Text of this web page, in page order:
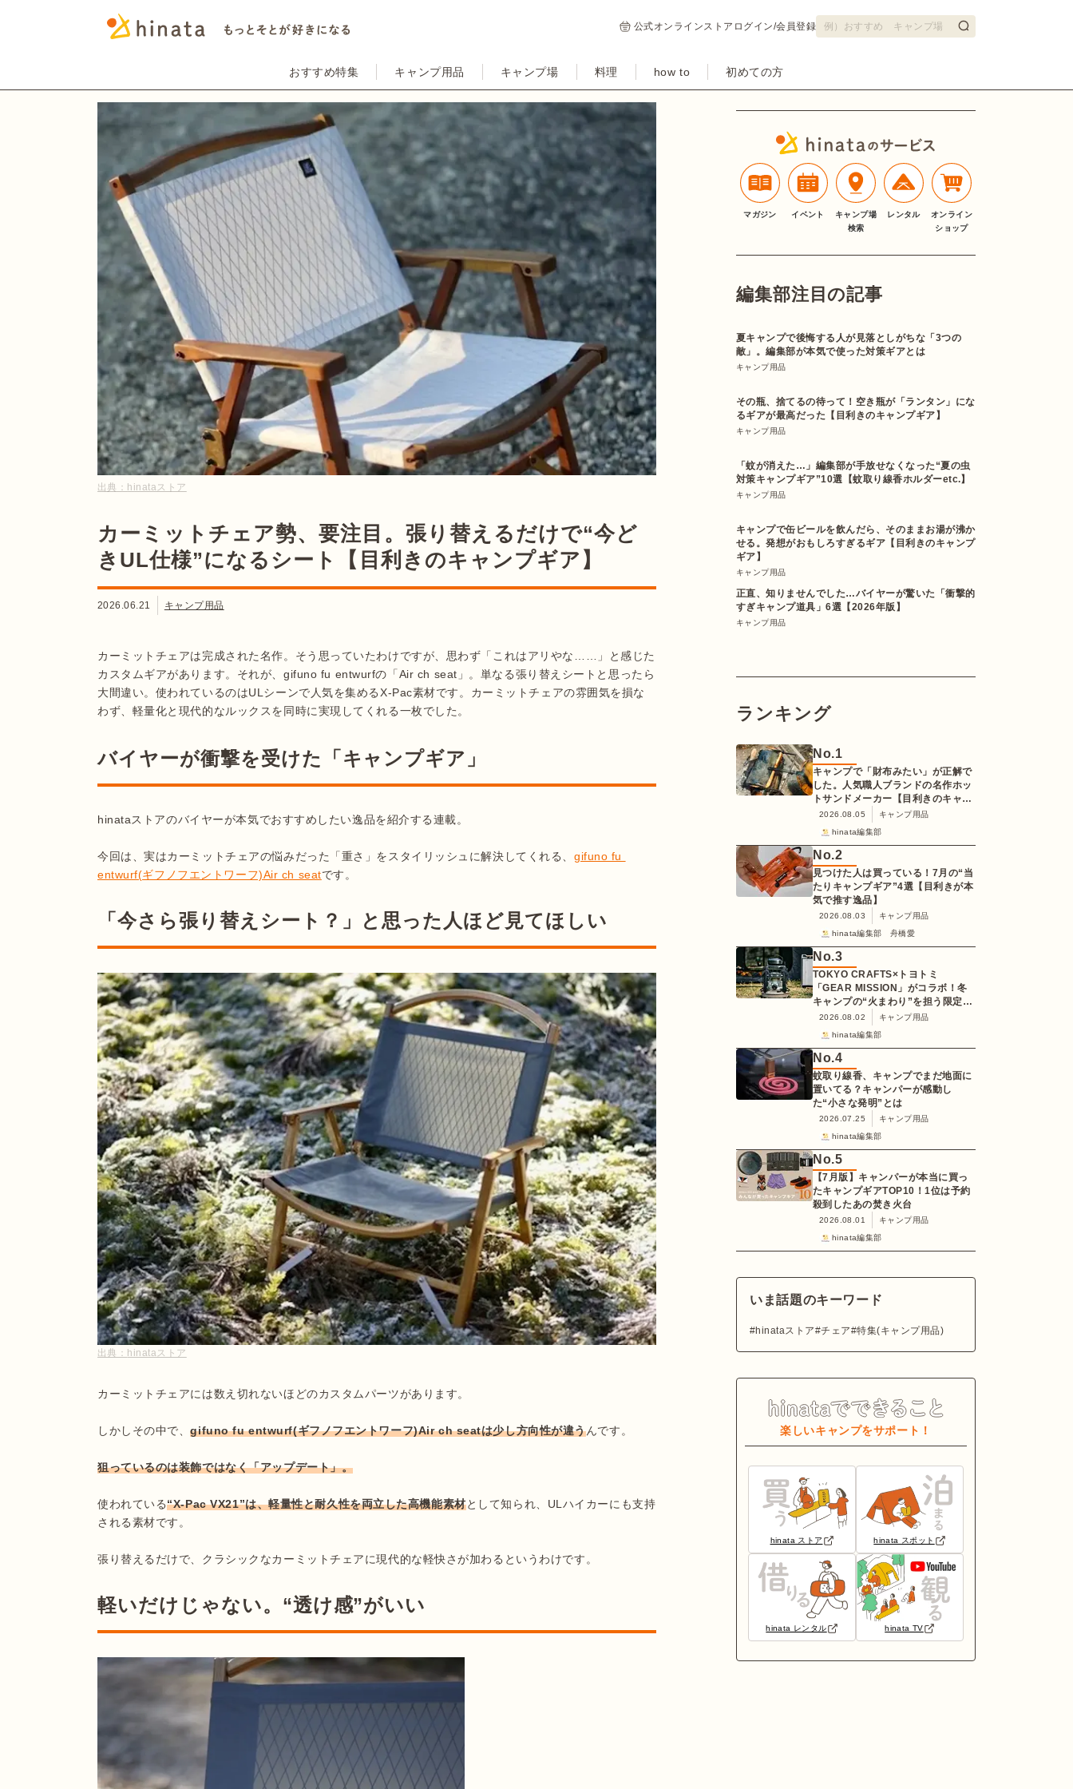
公式オンラインストア ログイン/会員登録
おすすめ特集 キャンプ用品 キャンプ場 料理 how to 初めての方
出典： hinataストア
カーミットチェア勢、要注目。張り替えるだけで“今ど
きUL仕様”になるシート【目利きのキャンプギア】
2026.06.21 キャンプ用品
カーミットチェアは完成された名作。そう思っていたわけですが、思わず「これはアリやな……」と感じた
カスタムギアがあります。それが、gifuno fu entwurfの「Air ch seat」。単なる張り替えシートと思ったら
大間違い。使われているのはULシーンで人気を集めるX-Pac素材です。カーミットチェアの雰囲気を損な
わず、軽量化と現代的なルックスを同時に実現してくれる一枚でした。
バイヤーが衝撃を受けた「キャンプギア」
hinataストアのバイヤーが本気でおすすめしたい逸品を紹介する連載。
今回は、実はカーミットチェアの悩みだった「重さ」をスタイリッシュに解決してくれる、 gifuno fu
entwurf(ギフノフエントワーフ)Air ch seat
「今さら張り替えシート？」と思った人ほど見てほしい
出典： hinataストア
カーミットチェアには数え切れないほどのカスタムパーツがあります。
しかしその中で、gifuno fu entwurf(ギフノフエントワーフ)Air ch seatは少し方向性が違うんです。
狙っているのは装飾ではなく「アップデート」。
使われている“X-Pac VX21”は、軽量性と耐久性を両立した高機能素材として知られ、ULハイカーにも支持
される素材です。
軽いだけじゃない。“透け感”がいい
マガジン イベント
キャンプ場
検索
レンタル
オンライン
ショップ
編集部注目の記事
夏キャンプで後悔する人が見落としがちな「3つの
敵」。編集部が本気で使った対策ギアとは
キャンプ用品
その瓶、捨てるの待って！空き瓶が「ランタン」にな
るギアが最高だった【目利きのキャンプギア】
キャンプ用品
「蚊が消えた…」編集部が手放せなくなった“夏の虫
対策キャンプギア”10選【蚊取り線香ホルダーetc.】
キャンプ用品
キャンプで缶ビールを飲んだら、そのままお湯が沸か
せる。発想がおもしろすぎるギア【目利きのキャンプ
ギア】
キャンプ用品
正直、知りませんでした…バイヤーが驚いた「衝撃的
すぎキャンプ道具」6選【2026年版】
キャンプ用品
ランキング
No.1
キャンプで「財布みたい」が正解で
した。人気職人ブランドの名作ホッ
トサンドメーカー【目利きのキャン
プギア】
2026.08.05
キャンプ用品
hinata編集部
No.2
見つけた人は買っている！7月の“当
たりキャンプギア”4選【目利きが本
気で推す逸品】
2026.08.03
キャンプ用品
hinata編集部 舟橋愛
No.3
TOKYO CRAFTS×トヨトミ
「GEAR MISSION」がコラボ！冬
キャンプの“火まわり”を担う限定
K3クッキングストーブが登場
2026.08.02
キャンプ用品
hinata編集部
No.4
蚊取り線香、キャンプでまだ地面に
置いてる？キャンパーが感動し
た“小さな発明”とは
2026.07.25
キャンプ用品
hinata編集部
No.5
【7月版】キャンパーが本当に買っ
たキャンプギアTOP10！1位は予約
殺到したあの焚き火台
2026.08.01
キャンプ用品
hinata編集部
いま話題のキーワード
hinataストア チェア 特集(キャンプ用品)
楽しいキャンプをサポート！
hinata ストア hinata スポット
hinata レンタル hinata TV